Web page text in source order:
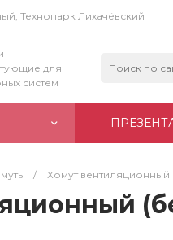
Технопарк Лихачёвский
для
систем
/ Хомут вентиляционный